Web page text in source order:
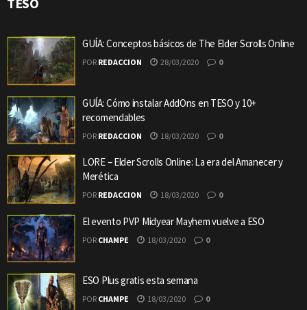
GUÍA: Conceptos básicos de The Elder Scrolls Online
POR REDACCION 28/03/2020 0
GUÍA: Cómo instalar AddOns en TESO y 10+
recomendables
POR REDACCION 18/03/2020 0
LORE – Elder Scrolls Online: La era del Amanecer y
Merética
POR REDACCION 18/03/2020 0
El evento PVP Midyear Mayhem vuelve a ESO
POR CHAMPE 18/03/2020 0
ESO Plus gratis esta semana
POR CHAMPE 18/03/2020 0